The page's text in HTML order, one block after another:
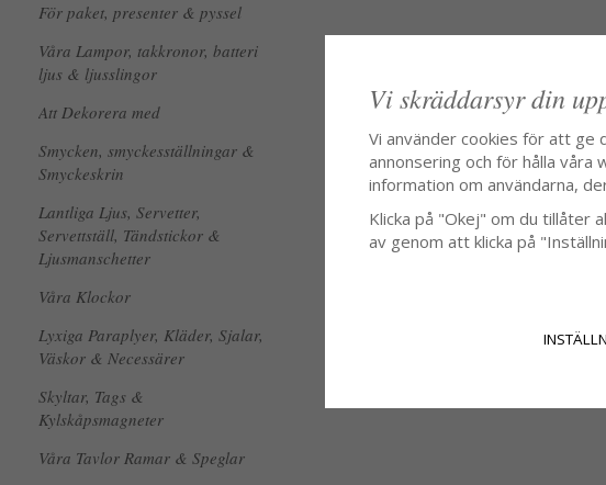
För paket, presenter & pyssel
Våra Lampor, takkronor, batteri
ljus & ljusslingor
Att Dekorera med
Smycken, smyckesställningar &
Smyckeskrin
Lantliga Ljus, Servetter,
Servettställ, Tändstickor &
Ljusmanschetter
Våra Klockor
Lyxiga Paraplyer, Kläder, Sjalar,
Väskor & Necessärer
Skyltar, Tags &
Kylskåpsmagneter
Våra Tavlor Ramar & Speglar
Vi skräddarsyr din
Vi använder cookies för att ge
annonsering och för hålla våra
information om användarna,
Klicka på "Okej" om du tillåter
av genom att klicka på